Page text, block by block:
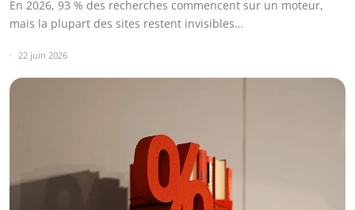
En 2026, 93 % des recherches commencent sur un moteur,
mais la plupart des sites restent invisibles…
22 juin 2026